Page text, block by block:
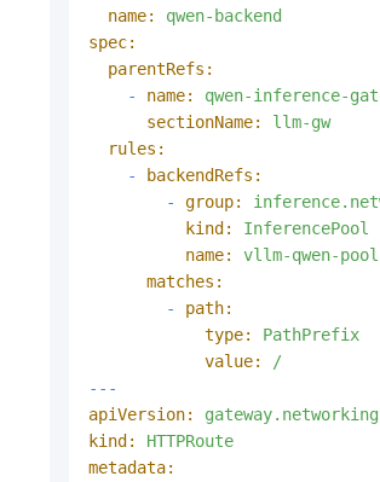
name:
qwen-backend
spec:
parentRefs:
-
name:
qwen-inference-
sectionName:
llm-gw
rules:
-
backendRefs:
-
group:
kind:
InferencePool
name:
vllm-qwen-pool
matches:
-
path:
type:
PathPrefix
value:
/
---
apiVersion:
kind:
HTTPRoute
metadata: